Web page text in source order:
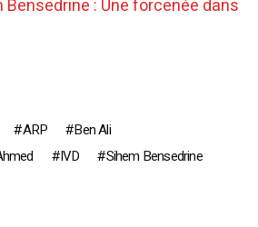
Bensedrine : Une forcenée dans
ARP
Ben Ali
IVD Sihem Bensedrine